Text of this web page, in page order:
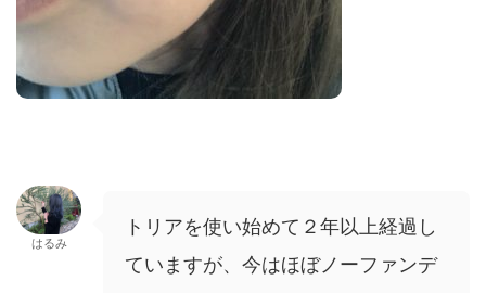
はるみ
トリアを使い始めて２年以上経過し
ていますが、今はほぼノーファンデ